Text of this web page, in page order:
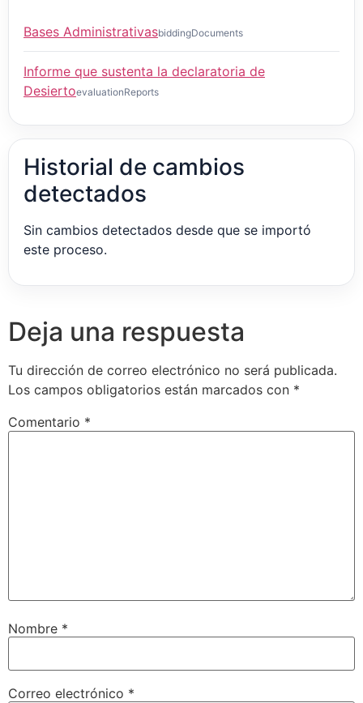
Bases AdministrativasbiddingDocuments
Informe que sustenta la declaratoria de
DesiertoevaluationReports
Historial de cambios
detectados
Sin cambios detectados desde que se importó
este proceso.
Deja una respuesta
Tu dirección de correo electrónico no será publicada.
Los campos obligatorios están marcados con *
Comentario *
Nombre *
Correo electrónico *